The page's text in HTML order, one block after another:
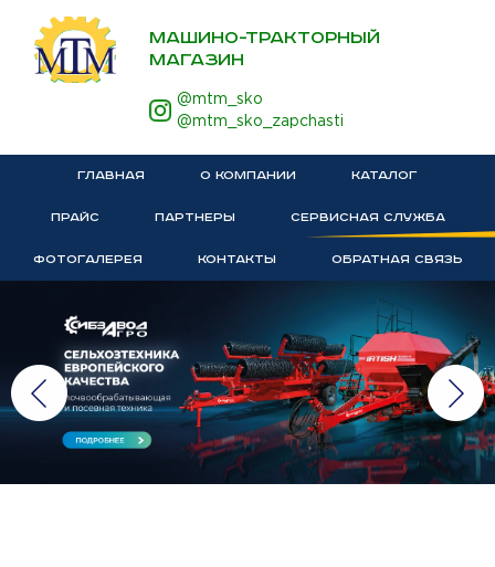
МАШИНО-ТРАКТОРНЫЙ
МАГАЗИН
@mtm_sko
@mtm_sko_zapchasti
ГЛАВНАЯ О КОМПАНИИ КАТАЛОГ
ПРАЙС ПАРТНЕРЫ СЕРВИСНАЯ СЛУЖБА
ФОТОГАЛЕРЕЯ КОНТАКТЫ ОБРАТНАЯ СВЯЗЬ